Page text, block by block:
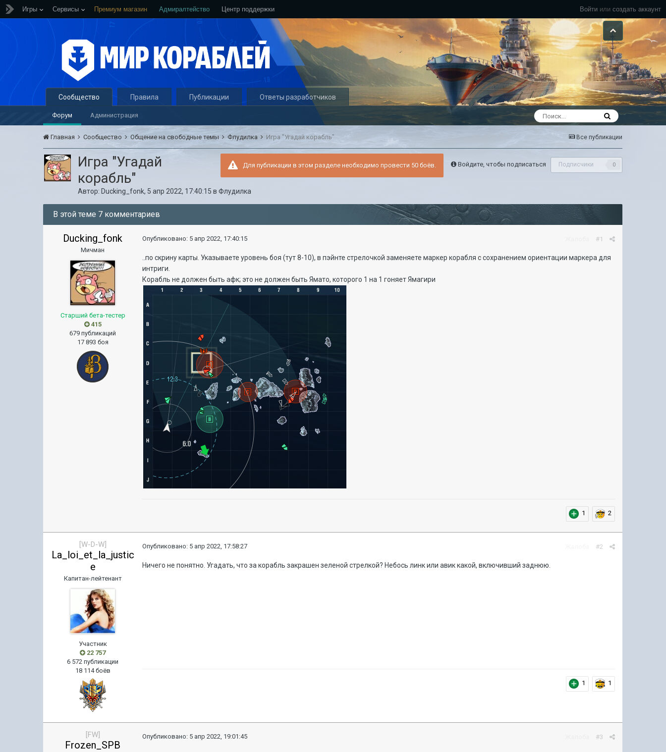
Войти или создать аккаунт
Игры Сервисы Премиум магазин Адмиралтейство Центр поддержки
Сообщество
Форум Администрация
Правила Публикации Ответы разработчиков
Все публикации
Главная Сообщество Общение на свободные темы Флудилка Игра "Угадай корабль"
Войдите, чтобы подписаться Подписчики 0
Для публикации в этом разделе необходимо провести 50 боёв.
Игра "Угадай
корабль"
Автор: Ducking_fonk, 5 апр 2022, 17:40:15 вФлудилка
В этой теме 7 комментариев
Ducking_fonk
Мичман
Старший бета-тестер
415
679 публикаций
17 893 боя
#1
Опубликовано: 5 апр 2022, 17:40:15
..по скрину карты. Указываете уровень боя (тут 8-10), в пэйнте стрелочкой заменяете маркер корабля с сохранением ориентации маркера для
интриги.
Корабль не должен быть афк; это не должен быть Ямато, которого 1 на 1 гоняет Ямагири
1 2
[W-D-W]
La_loi_et_la_justic
e
Капитан-лейтенант
Участник
22 757
6 572 публикации
18 114 боёв
#2
Опубликовано: 5 апр 2022, 17:58:27
Ничего не понятно. Угадать, что за корабль закрашен зеленой стрелкой? Небось линк или авик какой, включивший заднюю.
1 1
[FW]
Frozen_SPB
#3
Опубликовано: 5 апр 2022, 19:01:45